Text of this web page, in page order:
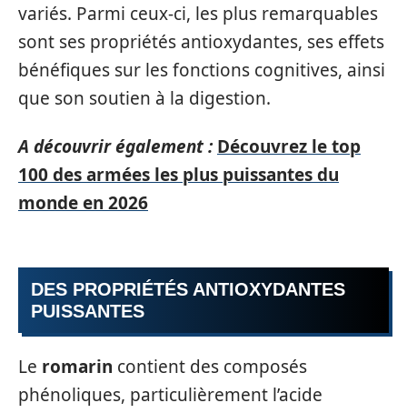
variés. Parmi ceux-ci, les plus remarquables
sont ses propriétés antioxydantes, ses effets
bénéfiques sur les fonctions cognitives, ainsi
que son soutien à la digestion.
A découvrir également : Découvrez le top
100 des armées les plus puissantes du
monde en 2026
DES PROPRIÉTÉS ANTIOXYDANTES
PUISSANTES
Le romarin contient des composés
phénoliques, particulièrement l’acide